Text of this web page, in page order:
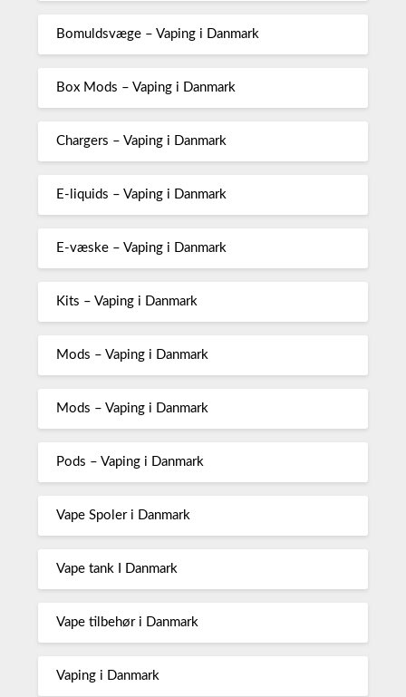
Bomuldsvæge – Vaping i Danmark
Box Mods – Vaping i Danmark
Chargers – Vaping i Danmark
E-liquids – Vaping i Danmark
E-væske – Vaping i Danmark
Kits – Vaping i Danmark
Mods – Vaping i Danmark
Mods – Vaping i Danmark
Pods – Vaping i Danmark
Vape Spoler i Danmark
Vape tank I Danmark
Vape tilbehør i Danmark
Vaping i Danmark